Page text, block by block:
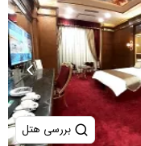
بررسی هتل